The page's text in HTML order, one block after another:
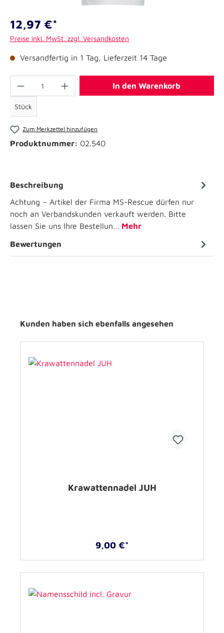
12,97 €*
Preise inkl. MwSt. zzgl. Versandkosten
Versandfertig in 1 Tag, Lieferzeit 14 Tage
Stück
In den Warenkorb
Zum Merkzettel hinzufügen
Produktnummer: 02.540
Beschreibung
Achtung – Artikel der Firma MS-Rescue dürfen nur
noch an Verbandskunden verkauft werden. Bitte
lassen Sie uns Ihre Bestellun… Mehr
Bewertungen
Kunden haben sich ebenfalls angesehen
Krawattennadel JUH
9,00 €*